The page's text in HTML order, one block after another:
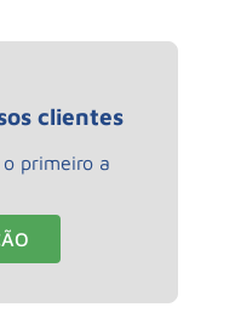
clientes
o primeiro a